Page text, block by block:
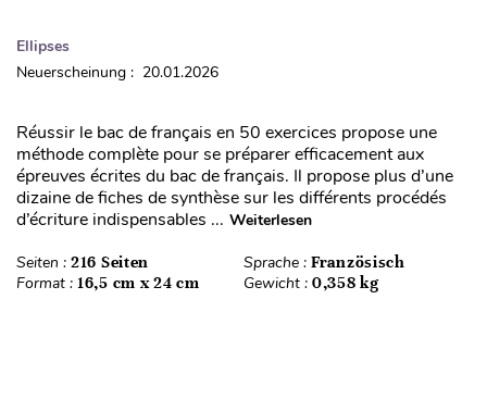
Ellipses
Neuerscheinung : 20.01.2026
Réussir le bac de français en 50 exercices propose une
méthode complète pour se préparer efficacement aux
épreuves écrites du bac de français. Il propose plus d’une
dizaine de fiches de synthèse sur les différents procédés
d’écriture indispensables ... Weiterlesen
Seiten : 216 Seiten Sprache : Französisch
Format : 16,5 cm x 24 cm Gewicht : 0,358 kg